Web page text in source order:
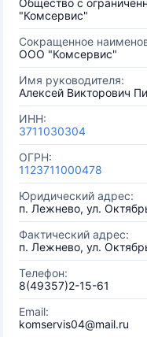
Общество с
"Комсервис"
Сокращенное
ООО "Комсервис"
Имя руководителя:
Алексей Викторович
ИНН:
3711030304
ОГРН:
1123711000478
Юридический адрес:
п. Лежнево, ул.
Фактический адрес:
п. Лежнево, ул.
Телефон:
8(49357)2-15-61
Email:
komservis04@mail.ru